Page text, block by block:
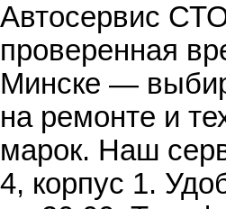
Автосервис
проверенная
Минске —
на ремонте и
марок. Наш
4, корпус 1.